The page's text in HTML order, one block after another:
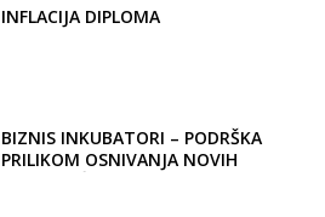
INFLACIJA DIPLOMA
BIZNIS INKUBATORI – PODRŠKA
PRILIKOM OSNIVANJA NOVIH